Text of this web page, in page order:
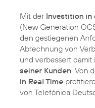
Mit der Investition in
(New Generation
den gestiegenen
Abrechnung von
und verbessert damit
seiner Kunden . Von
in Real Time
von Telefónica